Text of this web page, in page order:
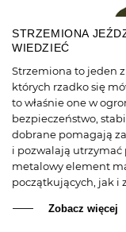
STRZEMIONA
WIEDZIEĆ
Strzemiona to jeden
których rzadko się
to właśnie one w
bezpieczeństwo,
dobrane pomagają
i pozwalają utrzymać
metalowy element
początkujących, jak i
Zobacz więcej